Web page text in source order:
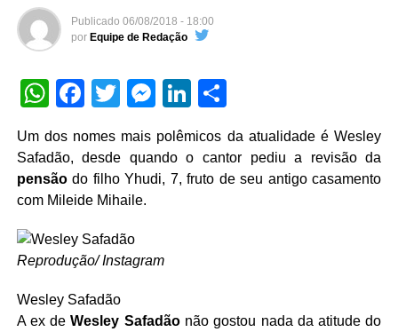
Publicado 06/08/2018 - 18:00
por Equipe de Redação
WhatsApp
Facebook
TwitterMessenger
LinkedIn
Um dos nomes mais polêmicos da atualidade é Wesley
Safadão, desde quando o cantor pediu a revisão da
pensãodo filho Yhudi, 7, fruto de seu antigo casamento
com Mileide Mihaile.
Reprodução/ Instagram
Wesley Safadão
A ex deWesley Safadão não gostou nada da atitude do